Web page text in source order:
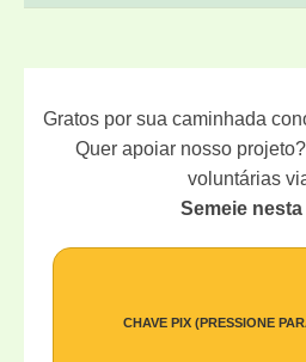
Gratos por sua caminhada
Quer apoiar nosso
voluntárias
Semeie
CHAVE PIX (PRESSIONE